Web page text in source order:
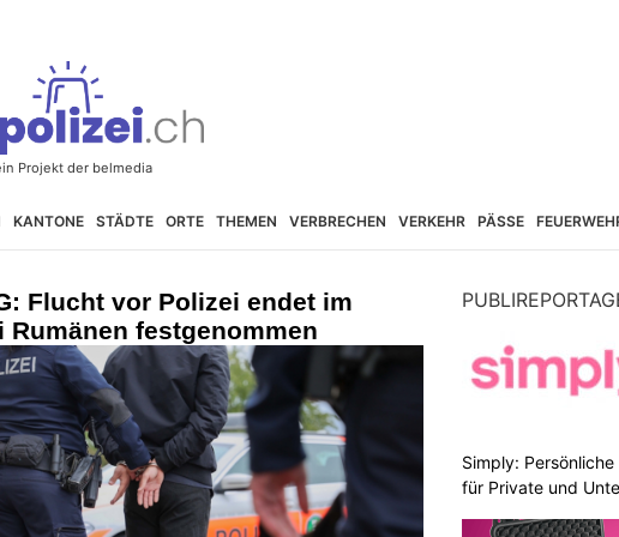
KANTONE STÄDTE ORTE THEMEN VERBRECHEN VERKEHR PÄSSE
Flucht vor Polizei endet im
Rumänen festgenommen
Simply:
für Private und